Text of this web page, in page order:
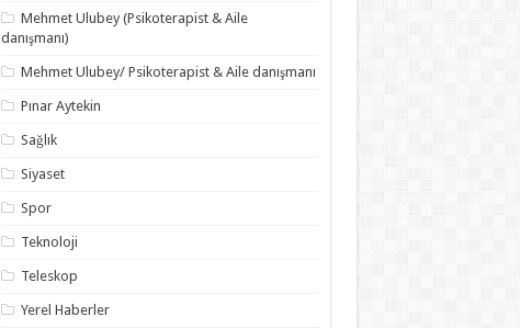
Mehmet Ulubey (Psikoterapist & Aile
danışmanı)
Mehmet Ulubey/ Psikoterapist & Aile danışmanı
Pınar Aytekin
Sağlık
Siyaset
Spor
Teknoloji
Teleskop
Yerel Haberler